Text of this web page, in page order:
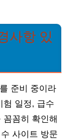
사항 있
준비 중이라
험 일정, 급수
꼼히 확인해
사이트 방문